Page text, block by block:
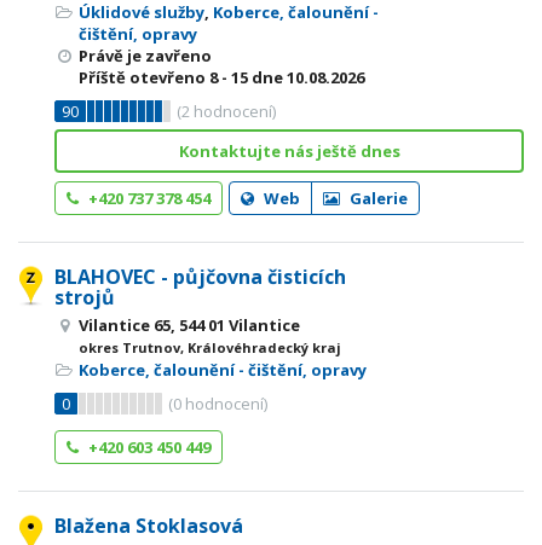
Úklidové služby, Koberce, čalounění -
čištění, opravy
Právě je zavřeno
Příště otevřeno 8 - 15 dne 10.08.2026
90
(2 hodnocení)
Kontaktujte nás ještě dnes
+420 737 378 454 Web Galerie
BLAHOVEC - půjčovna čisticích
strojů
Vilantice 65, 544 01 Vilantice
okres Trutnov, Královéhradecký kraj
Koberce, čalounění - čištění, opravy
0
(0 hodnocení)
+420 603 450 449
Blažena Stoklasová